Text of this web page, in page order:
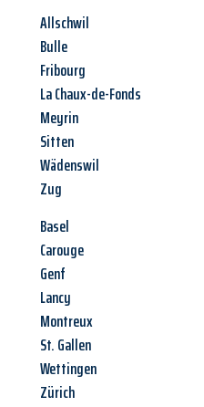
Allschwil
Bulle
Fribourg
La Chaux-de-Fonds
Meyrin
Sitten
Wädenswil
Zug
Basel
Carouge
Genf
Lancy
Montreux
St. Gallen
Wettingen
Zürich